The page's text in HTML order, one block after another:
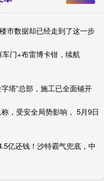
市数据却已经走到了这一步
门+布雷博卡钳，续航
塔”总部，施工已全面铺开
，受安全局势影响， 5月9日
亿还钱！沙特霸气兜底，中